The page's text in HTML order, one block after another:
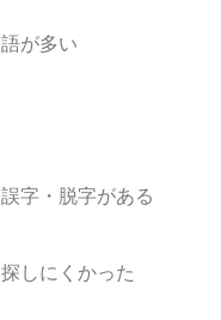
が多い
誤字・脱字がある
探しにくかった